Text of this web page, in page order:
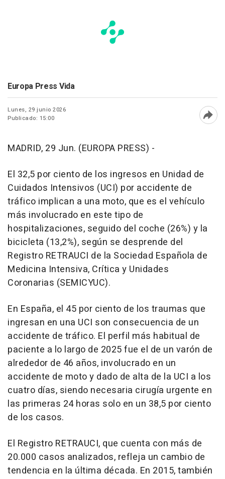
Europa Press Vida
Lunes, 29 junio 2026
Publicado: 15:00
MADRID, 29 Jun. (EUROPA PRESS) -
El 32,5 por ciento de los ingresos en Unidad de
Cuidados Intensivos (UCI) por accidente de
tráfico implican a una moto, que es el vehículo
más involucrado en este tipo de
hospitalizaciones, seguido del coche (26%) y la
bicicleta (13,2%), según se desprende del
Registro RETRAUCI de la Sociedad Española de
Medicina Intensiva, Crítica y Unidades
Coronarias (SEMICYUC).
En España, el 45 por ciento de los traumas que
ingresan en una UCI son consecuencia de un
accidente de tráfico. El perfil más habitual de
paciente a lo largo de 2025 fue el de un varón de
alrededor de 46 años, involucrado en un
accidente de moto y dado de alta de la UCI a los
cuatro días, siendo necesaria cirugía urgente en
las primeras 24 horas solo en un 38,5 por ciento
de los casos.
El Registro RETRAUCI, que cuenta con más de
20.000 casos analizados, refleja un cambio de
tendencia en la última década. En 2015, también